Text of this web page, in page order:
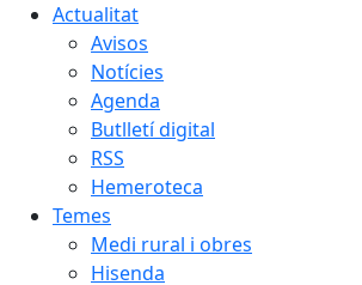
Actualitat
Avisos
Notícies
Agenda
Butlletí digital
RSS
Hemeroteca
Temes
Medi rural i obres
Hisenda